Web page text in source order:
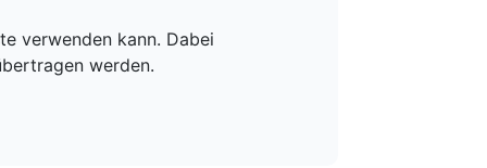
verwenden kann. Dabei
werden.